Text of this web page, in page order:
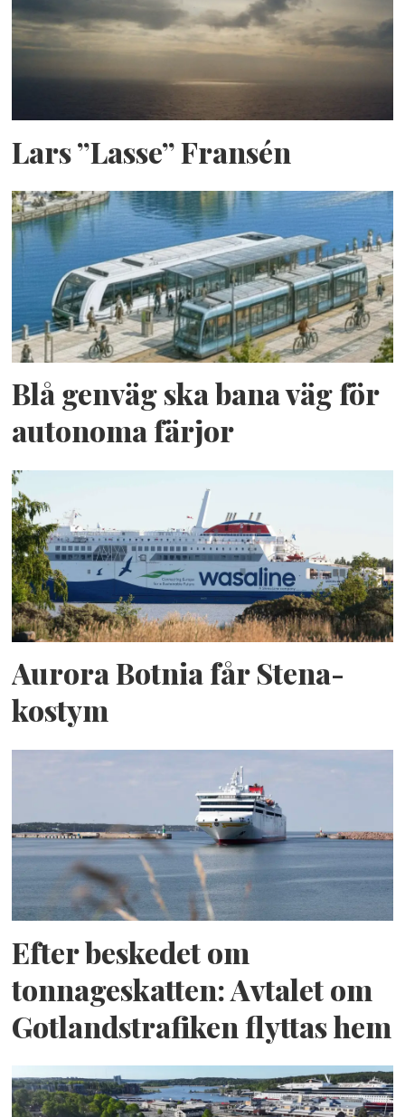
Lars ”Lasse” Fransén
Blå genväg ska bana väg för
autonoma färjor
Aurora Botnia får Stena-
kostym
Efter beskedet om
tonnageskatten: Avtalet om
Gotlandstrafiken flyttas hem